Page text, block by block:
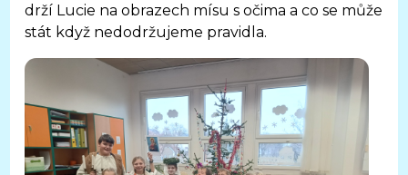
drží Lucie na obrazech mísu s očima a co se může
stát když nedodržujeme pravidla.